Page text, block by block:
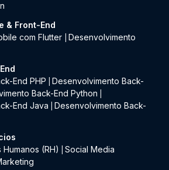
& Front-End
com Flutter
Desenvolvimento
End PHP
Desenvolvimento Back-
Back-End Python
End Java
Desenvolvimento Back-
Humanos (RH)
Social Media